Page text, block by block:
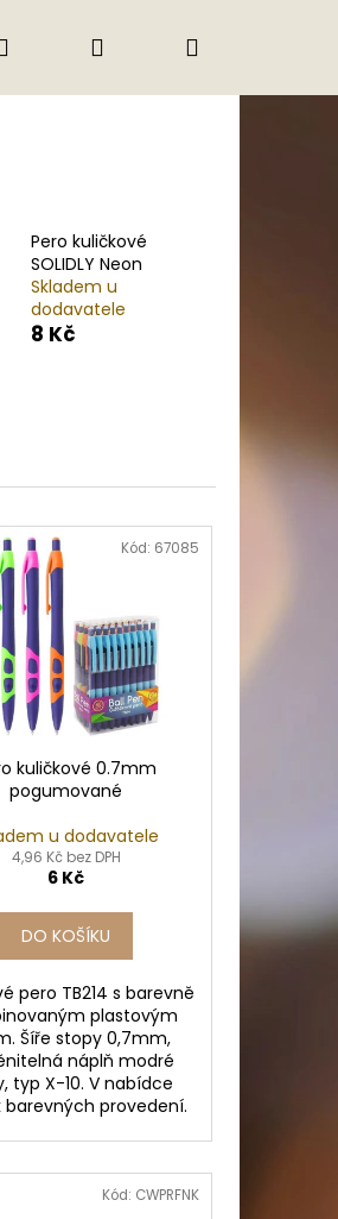
podmínky
Přihlášení
Pero kuličkové
SOLIDLY Neon
Skladem u
dodavatele
8 Kč
kuličkové 0.7mm
pogumované
u dodavatele
4,96 Kč bez DPH
6 Kč
DO KOŠÍKU
pero TB214 s barevně
plastovým
Šíře stopy 0,7mm,
náplň modré
typ X-10. V nabídce
barevných provedení.
Kód: 67085
Kód: CWPRFNK